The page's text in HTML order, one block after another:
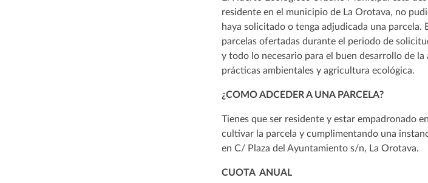
residente en el municipio de La Orotava, no
haya solicitado o tenga adjudicada una parcela.
parcelas ofertadas durante el periodo de
y todo lo necesario para el buen desarrollo de
prácticas ambientales y agricultura ecológica.
¿COMO ADCEDER A UNA PARCELA?
Tienes que ser residente y estar empadronado
cultivar la parcela y cumplimentando una
en C/ Plaza del Ayuntamiento s/n, La Orotava.
CUOTA ANUAL